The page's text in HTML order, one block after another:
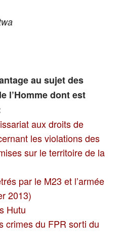
au sujet des
l’Homme dont est
aux droits de
les violations des
sur le territoire de la
par le M23 et l’armée
2013)
Hutu
crimes du FPR sorti du